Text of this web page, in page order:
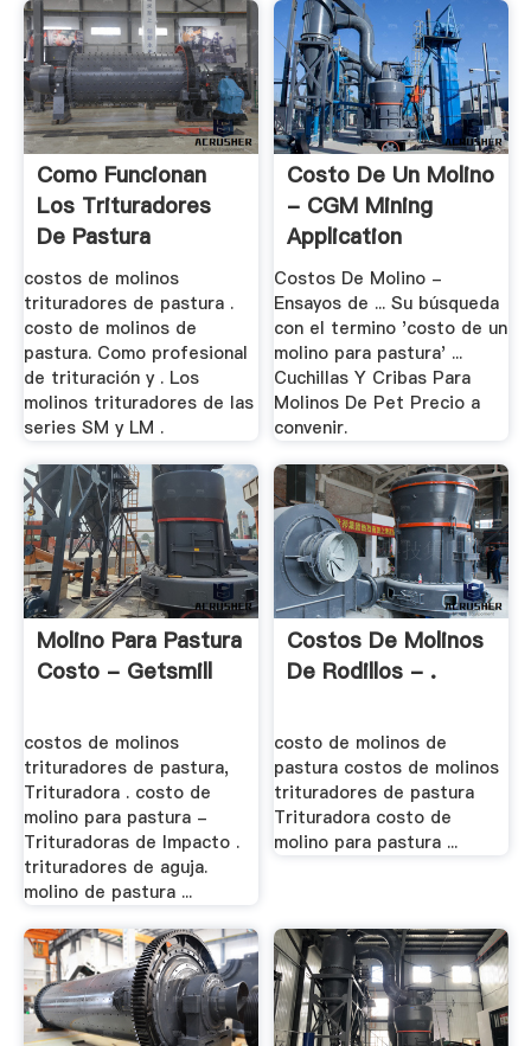
Como Funcionan
Los Trituradores
De Pastura
costos de molinos
trituradores de pastura .
costo de molinos de
pastura. Como profesional
de trituración y . Los
molinos trituradores de las
series SM y LM .
Costo De Un Molino
- CGM Mining
Application
Costos De Molino -
Ensayos de ... Su búsqueda
con el termino 'costo de un
molino para pastura' ...
Cuchillas Y Cribas Para
Molinos De Pet Precio a
convenir.
Molino Para Pastura
Costo - Getsmill
costos de molinos
trituradores de pastura,
Trituradora . costo de
molino para pastura -
Trituradoras de Impacto .
trituradores de aguja.
molino de pastura ...
Costos De Molinos
De Rodillos - .
costo de molinos de
pastura costos de molinos
trituradores de pastura
Trituradora costo de
molino para pastura ...